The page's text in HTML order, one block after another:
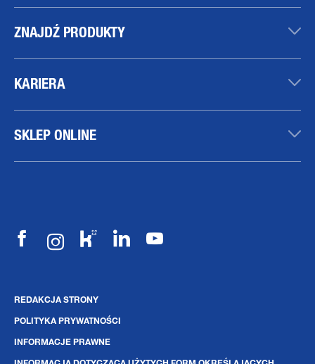
ZNAJDŹ PRODUKTY
KARIERA
SKLEP ONLINE
REDAKCJA STRONY
POLITYKA PRYWATNOŚCI
INFORMACJE PRAWNE